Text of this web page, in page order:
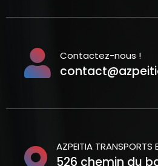
Contactez-nous !
AZPEITIA TRANSPORTS
526 chemin du